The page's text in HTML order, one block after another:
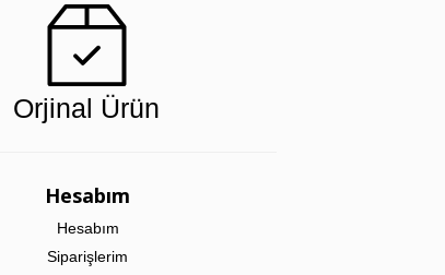
Orjinal Ürün
Hesabım
Hesabım
Siparişlerim